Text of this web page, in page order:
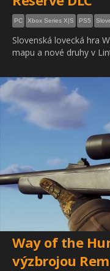
PC Xbox Series X|S PS5
Slovenská lovecká hra
mapu a nové druhy v
Way of the
výzbrojou